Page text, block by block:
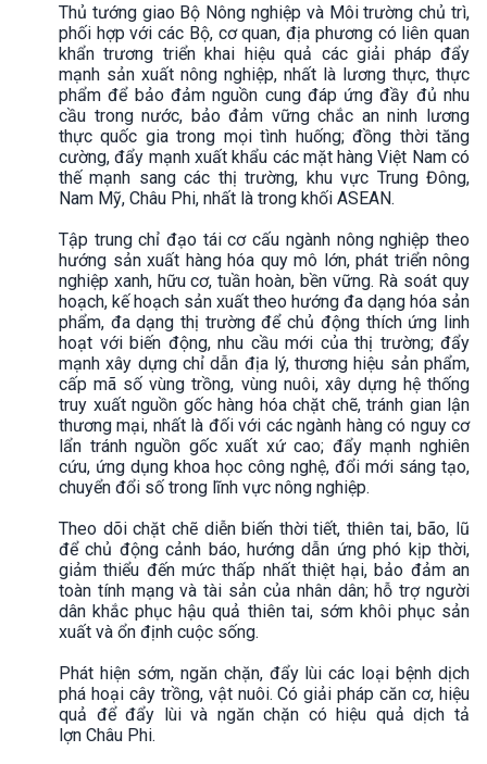
Thủ tướng giao Bộ Nông nghiệp và Môi trường chủ trì,
phối hợp với các Bộ, cơ quan, địa phương có liên quan
khẩn trương triển khai hiệu quả các giải pháp đẩy
mạnh sản xuất nông nghiệp, nhất là lương thực, thực
phẩm để bảo đảm nguồn cung đáp ứng đầy đủ nhu
cầu trong nước, bảo đảm vững chắc an ninh lương
thực quốc gia trong mọi tình huống; đồng thời tăng
cường, đẩy mạnh xuất khẩu các mặt hàng Việt Nam có
thế mạnh sang các thị trường, khu vực Trung Đông,
Nam Mỹ, Châu Phi, nhất là trong khối ASEAN.
Tập trung chỉ đạo tái cơ cấu ngành nông nghiệp theo
hướng sản xuất hàng hóa quy mô lớn, phát triển nông
nghiệp xanh, hữu cơ, tuần hoàn, bền vững. Rà soát quy
hoạch, kế hoạch sản xuất theo hướng đa dạng hóa sản
phẩm, đa dạng thị trường để chủ động thích ứng linh
hoạt với biến động, nhu cầu mới của thị trường; đẩy
mạnh xây dựng chỉ dẫn địa lý, thương hiệu sản phẩm,
cấp mã số vùng trồng, vùng nuôi, xây dựng hệ thống
truy xuất nguồn gốc hàng hóa chặt chẽ, tránh gian lận
thương mại, nhất là đối với các ngành hàng có nguy cơ
lẩn tránh nguồn gốc xuất xứ cao; đẩy mạnh nghiên
cứu, ứng dụng khoa học công nghệ, đổi mới sáng tạo,
chuyển đổi số trong lĩnh vực nông nghiệp.
Theo dõi chặt chẽ diễn biến thời tiết, thiên tai, bão, lũ
để chủ động cảnh báo, hướng dẫn ứng phó kịp thời,
giảm thiểu đến mức thấp nhất thiệt hại, bảo đảm an
toàn tính mạng và tài sản của nhân dân; hỗ trợ người
dân khắc phục hậu quả thiên tai, sớm khôi phục sản
xuất và ổn định cuộc sống.
Phát hiện sớm, ngăn chặn, đẩy lùi các loại bệnh dịch
phá hoại cây trồng, vật nuôi. Có giải pháp căn cơ, hiệu
quả để đẩy lùi và ngăn chặn có hiệu quả dịch tả
lợn Châu Phi.